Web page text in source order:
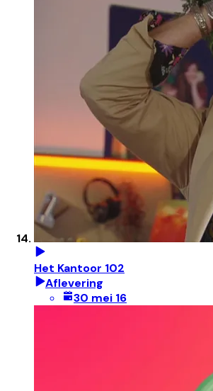
Het Kantoor 102
Aflevering
30 mei 16